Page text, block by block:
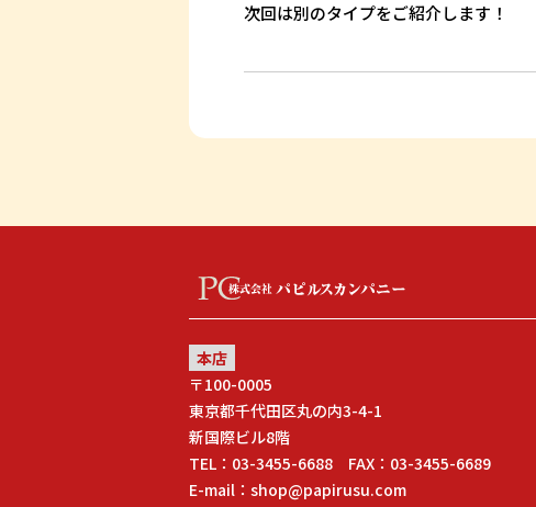
次回は別のタイプをご紹介します！
本店
〒100-0005
東京都千代田区丸の内3-4-1
新国際ビル8階
TEL：03-3455-6688 FAX：03-3455-6689
E-mail：shop@papirusu.com